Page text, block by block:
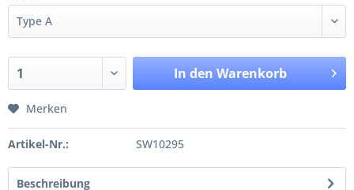
In den Warenkorb
Merken
Artikel-Nr.: SW10295
Beschreibung